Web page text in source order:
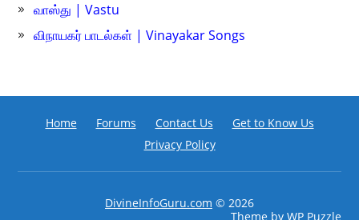
வாஸ்து | Vastu
விநாயகர் பாடல்கள் | Vinayakar Songs
Home Forums Contact Us
Get to Know Us
Privacy Policy
DivineInfoGuru.com © 2026
Theme by WP Puzzle